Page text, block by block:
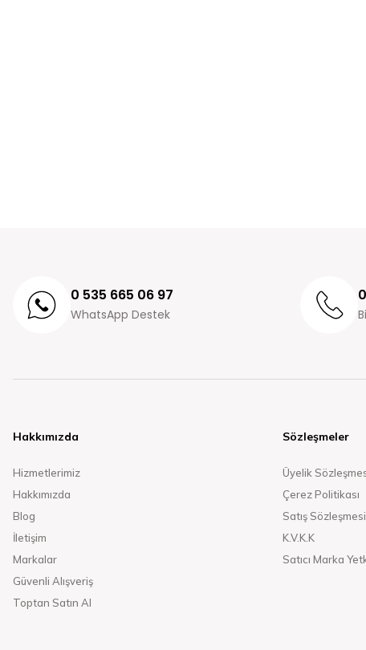
0 535 665 06 97
WhatsApp Destek
Hakkımızda
Hizmetlerimiz
Hakkımızda
Blog
İletişim
Markalar
Güvenli Alışveriş
Toptan Satın Al
Sözleşmeler
Üyelik
Çerez Politikası
Satış Sözleşmesi
K.V.K.K
Satıcı Marka